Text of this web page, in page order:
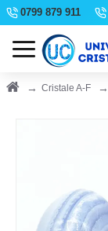
0799 879 911
Cristale A-F